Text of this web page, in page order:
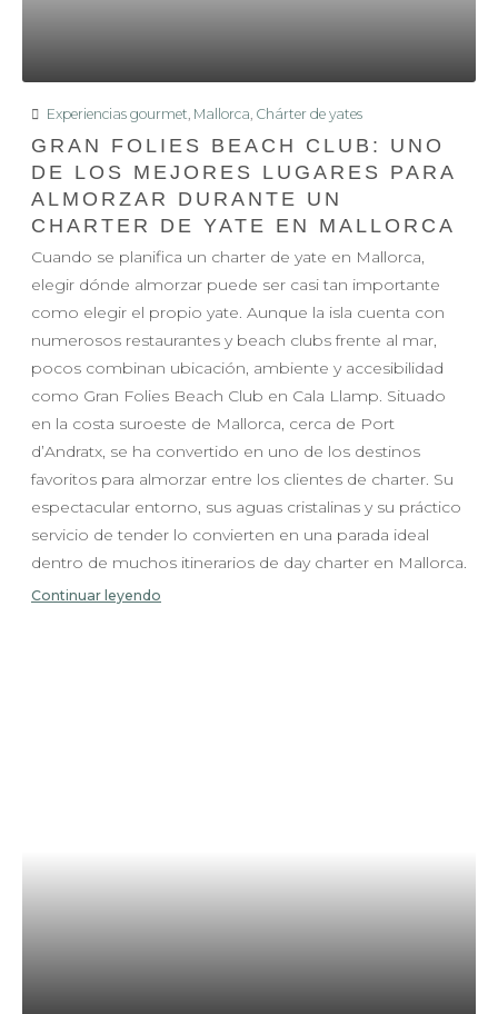
Experiencias gourmet, Mallorca, Chárter de yates
GRAN FOLIES BEACH CLUB: UNO
DE LOS MEJORES LUGARES PARA
ALMORZAR DURANTE UN
CHARTER DE YATE EN MALLORCA
Cuando se planifica un charter de yate en Mallorca,
elegir dónde almorzar puede ser casi tan importante
como elegir el propio yate. Aunque la isla cuenta con
numerosos restaurantes y beach clubs frente al mar,
pocos combinan ubicación, ambiente y accesibilidad
como Gran Folies Beach Club en Cala Llamp. Situado
en la costa suroeste de Mallorca, cerca de Port
d’Andratx, se ha convertido en uno de los destinos
favoritos para almorzar entre los clientes de charter. Su
espectacular entorno, sus aguas cristalinas y su práctico
servicio de tender lo convierten en una parada ideal
dentro de muchos itinerarios de day charter en Mallorca.
Continuar leyendo